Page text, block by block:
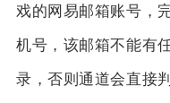
戏的网易邮箱账号，
机号，该邮箱不能有
录，否则通道会直接